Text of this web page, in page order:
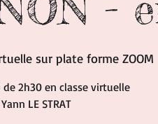
sur plate forme ZOOM
de 2h30 en classe virtuelle
LE STRAT